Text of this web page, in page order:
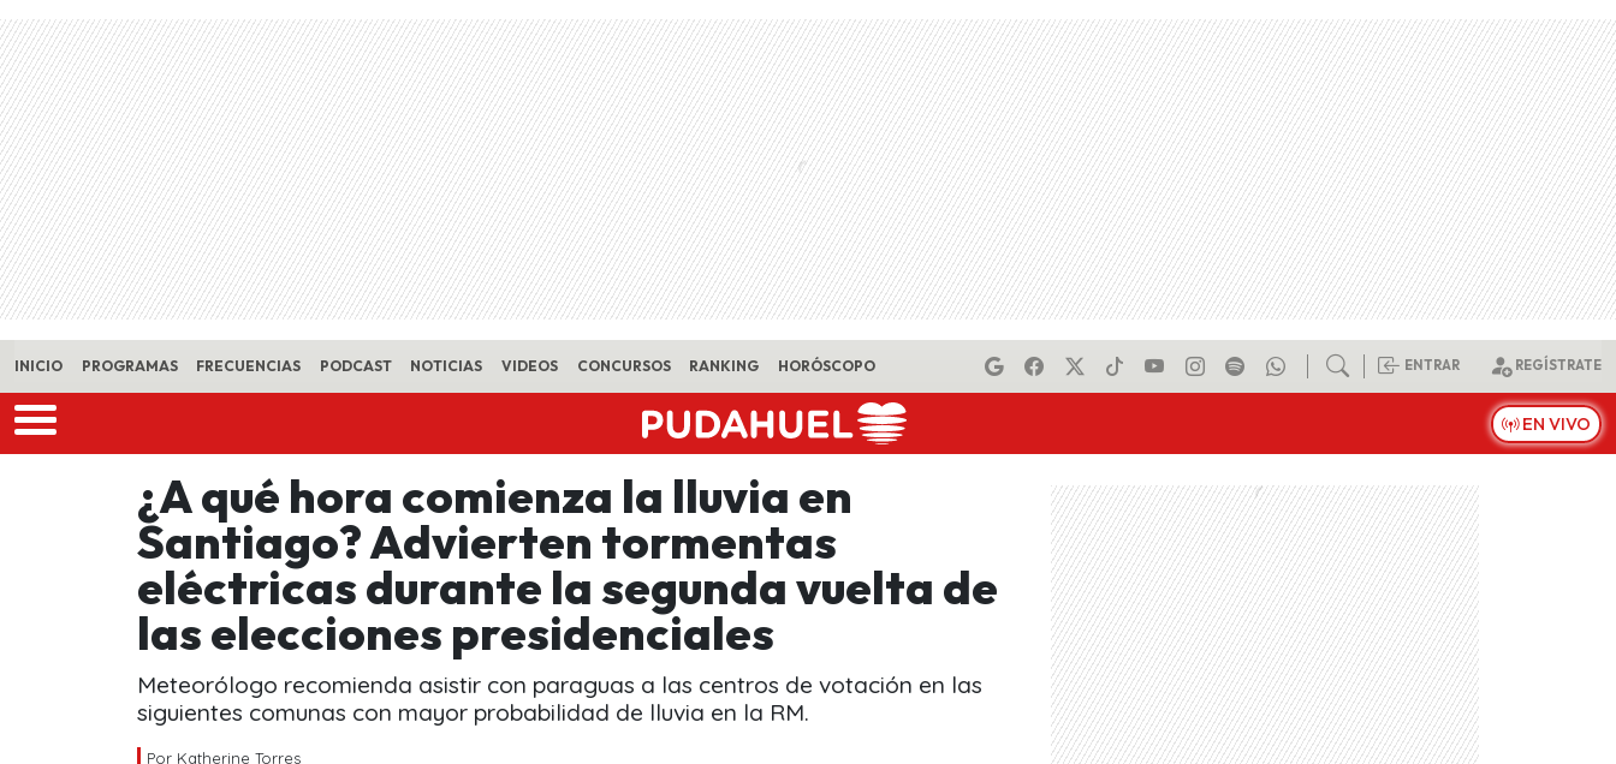
Skip to main content
INICIO PROGRAMAS FRECUENCIAS PODCAST NOTICIAS VIDEOS CONCURSOS RANKING HORÓSCOPO ENTRAR REGÍSTRATE
EN VIVO
¿A qué hora comienza la lluvia en
Santiago? Advierten tormentas
eléctricas durante la segunda vuelta de
las elecciones presidenciales
Meteorólogo recomienda asistir con paraguas a las centros de votación en las
siguientes comunas con mayor probabilidad de lluvia en la RM.
Por Katherine Torres